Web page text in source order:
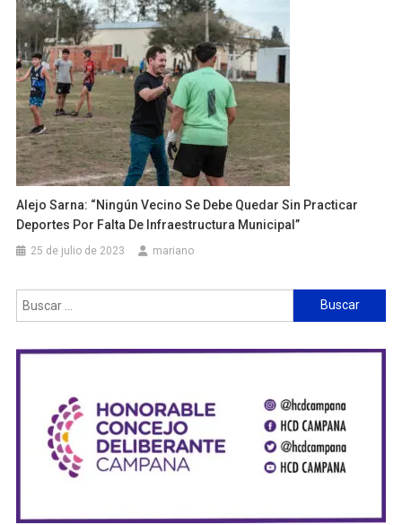
Alejo Sarna: “Ningún Vecino Se Debe Quedar Sin Practicar
Deportes Por Falta De Infraestructura Municipal”
25 de julio de 2023 mariano
Buscar: